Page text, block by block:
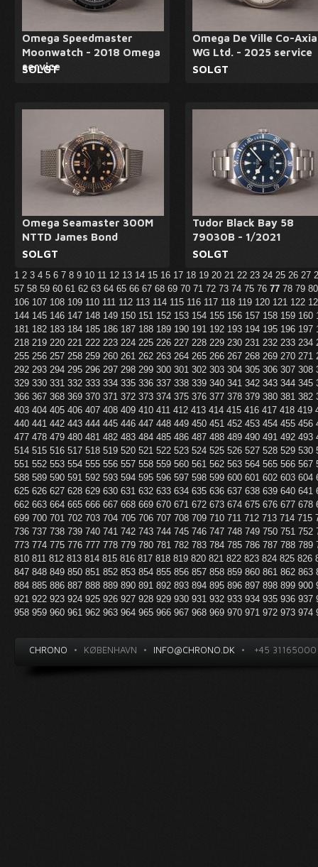
Omega Speedmaster
Moonwatch - 2018 Omega
service
SOLGT
Omega De Ville Co-
WG Ltd. - 2025 service
SOLGT
Omega Seamaster 300M
NTTD James Bond
SOLGT
Tudor Black Bay 58
79030B - 1/2021
SOLGT
1 2 3 4 5 6 7 8 9 10 11 12 13 14 15 16 17 18 19 20 21 22 23 24 25 26 27
57 58 59 60 61 62 63 64 65 66 67 68 69 70 71 72 73 74 75 76 77 78 79
106 107 108 109 110 111 112 113 114 115 116 117 118 119 120 121 122
144 145 146 147 148 149 150 151 152 153 154 155 156 157 158 159 160
181 182 183 184 185 186 187 188 189 190 191 192 193 194 195 196 197
218 219 220 221 222 223 224 225 226 227 228 229 230 231 232 233 234
255 256 257 258 259 260 261 262 263 264 265 266 267 268 269 270 271
292 293 294 295 296 297 298 299 300 301 302 303 304 305 306 307 308
329 330 331 332 333 334 335 336 337 338 339 340 341 342 343 344 345
366 367 368 369 370 371 372 373 374 375 376 377 378 379 380 381 382
403 404 405 406 407 408 409 410 411 412 413 414 415 416 417 418 419
440 441 442 443 444 445 446 447 448 449 450 451 452 453 454 455 456
477 478 479 480 481 482 483 484 485 486 487 488 489 490 491 492 493
514 515 516 517 518 519 520 521 522 523 524 525 526 527 528 529 530
551 552 553 554 555 556 557 558 559 560 561 562 563 564 565 566 567
588 589 590 591 592 593 594 595 596 597 598 599 600 601 602 603 604
625 626 627 628 629 630 631 632 633 634 635 636 637 638 639 640 641
662 663 664 665 666 667 668 669 670 671 672 673 674 675 676 677 678
699 700 701 702 703 704 705 706 707 708 709 710 711 712 713 714 715
736 737 738 739 740 741 742 743 744 745 746 747 748 749 750 751 752
773 774 775 776 777 778 779 780 781 782 783 784 785 786 787 788 789
810 811 812 813 814 815 816 817 818 819 820 821 822 823 824 825 826
847 848 849 850 851 852 853 854 855 856 857 858 859 860 861 862 863
884 885 886 887 888 889 890 891 892 893 894 895 896 897 898 899 900
921 922 923 924 925 926 927 928 929 930 931 932 933 934 935 936 937
958 959 960 961 962 963 964 965 966 967 968 969 970 971 972 973 974
CHRONO • KØBENHAVN • INFO@CHRONO.DK • +45 31165000